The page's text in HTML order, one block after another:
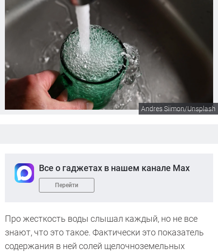
Andres Siimon/Unsplash
Все о гаджетах в нашем канале Max
Перейти
Про жесткость воды слышал каждый, но не все
знают, что это такое. Фактически это показатель
содержания в ней солей щелочноземельных